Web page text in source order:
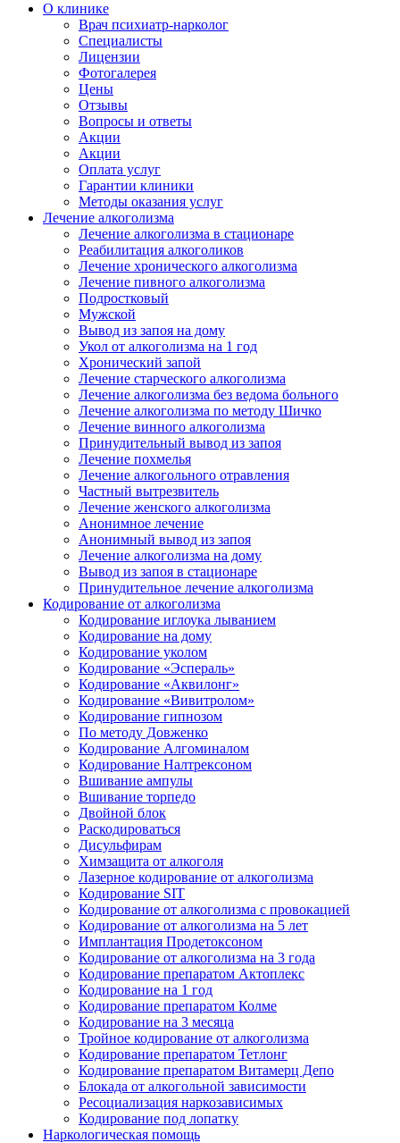
О клинике
Врач психиатр-нарколог
Специалисты
Лицензии
Фотогалерея
Цены
Отзывы
Вопросы и ответы
Акции
Акции
Оплата услуг
Гарантии клиники
Методы оказания услуг
Лечение алкоголизма
Лечение алкоголизма в стационаре
Реабилитация алкоголиков
Лечение хронического алкоголизма
Лечение пивного алкоголизма
Подростковый
Мужской
Вывод из запоя на дому
Укол от алкоголизма на 1 год
Хронический запой
Лечение старческого алкоголизма
Лечение алкоголизма без ведома больного
Лечение алкоголизма по методу Шичко
Лечение винного алкоголизма
Принудительный вывод из запоя
Лечение похмелья
Лечение алкогольного отравления
Частный вытрезвитель
Лечение женского алкоголизма
Анонимное лечение
Анонимный вывод из запоя
Лечение алкоголизма на дому
Вывод из запоя в стационаре
Принудительное лечение алкоголизма
Кодирование от алкоголизма
Кодирование иглоука лыванием
Кодирование на дому
Кодирование уколом
Кодирование «Эспераль»
Кодирование «Аквилонг»
Кодирование «Вивитролом»
Кодирование гипнозом
По методу Довженко
Кодирование Алгоминалом
Кодирование Налтрексоном
Вшивание ампулы
Вшивание торпедо
Двойной блок
Раскодироваться
Дисульфирам
Химзащита от алкоголя
Лазерное кодирование от алкоголизма
Кодирование SIT
Кодирование от алкоголизма с провокацией
Кодирование от алкоголизма на 5 лет
Имплантация Продетоксоном
Кодирование от алкоголизма на 3 года
Кодирование препаратом Актоплекс
Кодирование на 1 год
Кодирование препаратом Колме
Кодирование на 3 месяца
Тройное кодирование от алкоголизма
Кодирование препаратом Тетлонг
Кодирование препаратом Витамерц Депо
Блокада от алкогольной зависимости
Ресоциализация наркозависимых
Кодирование под лопатку
Наркологическая помощь